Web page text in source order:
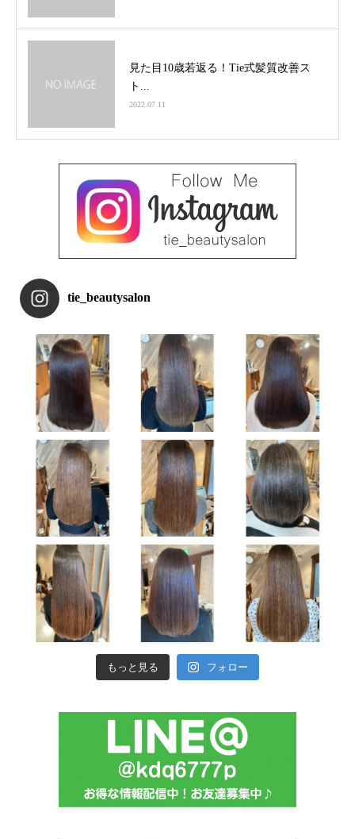
見た目10歳若返る！Tie式髪質改善ス
ト...
2022.07.11
tie_beautysalon
もっと見る フォロー